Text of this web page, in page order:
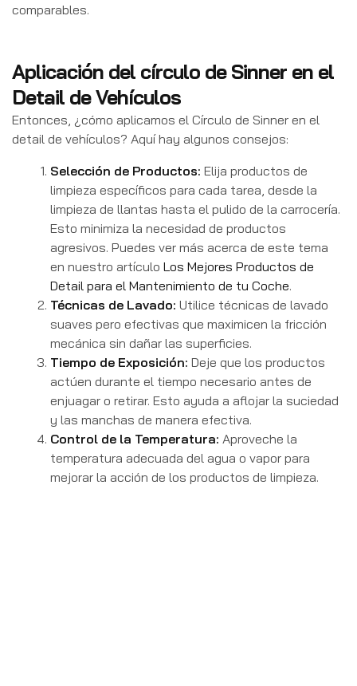
comparables.
Aplicación del círculo de Sinner en el
Detail de Vehículos
Entonces, ¿cómo aplicamos el Círculo de Sinner en el
detail de vehículos? Aquí hay algunos consejos:
Selección de Productos: Elija productos de
limpieza específicos para cada tarea, desde la
limpieza de llantas hasta el pulido de la carrocería.
Esto minimiza la necesidad de productos
agresivos. Puedes ver más acerca de este tema
en nuestro artículo Los Mejores Productos de
Detail para el Mantenimiento de tu Coche.
Técnicas de Lavado: Utilice técnicas de lavado
suaves pero efectivas que maximicen la fricción
mecánica sin dañar las superficies.
Tiempo de Exposición: Deje que los productos
actúen durante el tiempo necesario antes de
enjuagar o retirar. Esto ayuda a aflojar la suciedad
y las manchas de manera efectiva.
Control de la Temperatura: Aproveche la
temperatura adecuada del agua o vapor para
mejorar la acción de los productos de limpieza.